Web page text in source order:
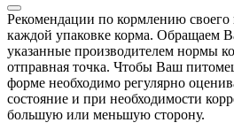
Рекомендации по кормлению
каждой упаковке корма. Обращаем
указанные производителем нормы
отправная точка. Чтобы Ваш
форме необходимо регулярно
состояние и при необходимости
большую или меньшую сторону.